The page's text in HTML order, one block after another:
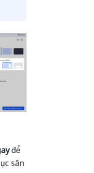
để
sân